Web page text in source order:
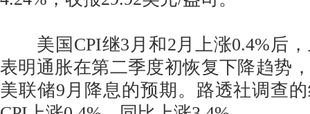
美国CPI继3月和2月上涨0.4%后，
表明通胀在第二季度初恢复下降趋势
美联储9月降息的预期。路透社调查